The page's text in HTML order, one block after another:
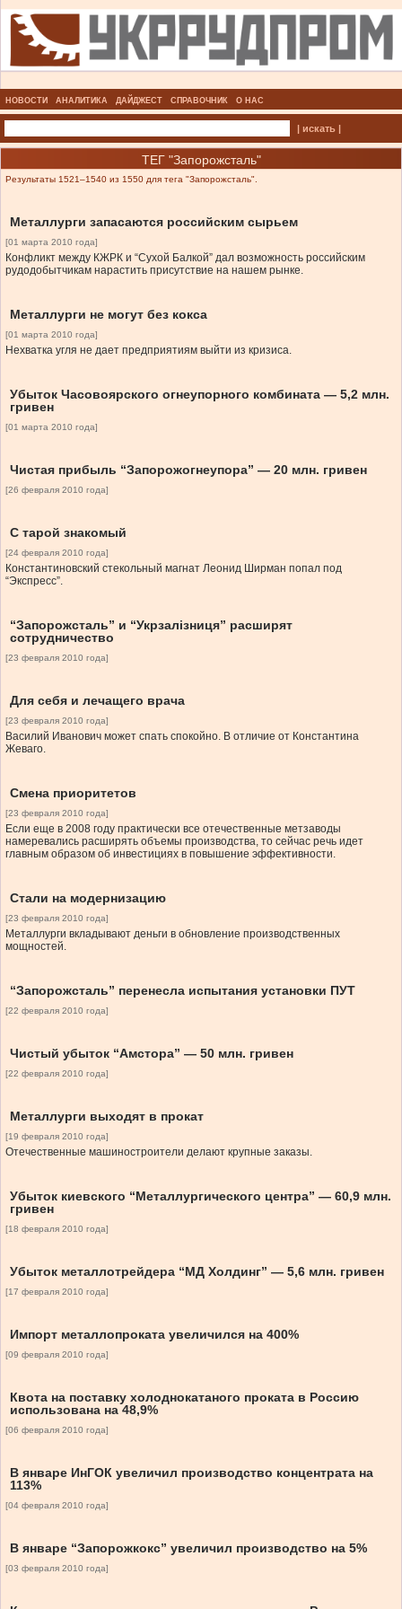
НОВОСТИ АНАЛИТИКА ДАЙДЖЕСТ СПРАВОЧНИК О НАС
| искать |
ТЕГ "Запорожсталь"
Результаты 1521–1540 из 1550 для тега "Запорожсталь".
Металлурги запасаются российским сырьем
[01 марта 2010 года]
Конфликт между КЖРК и “Сухой Балкой” дал возможность российским
рудодобытчикам нарастить присутствие на нашем рынке.
Металлурги не могут без кокса
[01 марта 2010 года]
Нехватка угля не дает предприятиям выйти из кризиса.
Убыток Часовоярского огнеупорного комбината — 5,2 млн.
гривен
[01 марта 2010 года]
Чистая прибыль “Запорожогнеупора” — 20 млн. гривен
[26 февраля 2010 года]
С тарой знакомый
[24 февраля 2010 года]
Константиновский стекольный магнат Леонид Ширман попал под
“Экспресс”.
“Запорожсталь” и “Укрзалізниця” расширят
сотрудничество
[23 февраля 2010 года]
Для себя и лечащего врача
[23 февраля 2010 года]
Василий Иванович может спать спокойно. В отличие от Константина
Жеваго.
Смена приоритетов
[23 февраля 2010 года]
Если еще в 2008 году практически все отечественные метзаводы
намеревались расширять объемы производства, то сейчас речь идет
главным образом об инвестициях в повышение эффективности.
Стали на модернизацию
[23 февраля 2010 года]
Металлурги вкладывают деньги в обновление производственных
мощностей.
“Запорожсталь” перенесла испытания установки ПУТ
[22 февраля 2010 года]
Чистый убыток “Амстора” — 50 млн. гривен
[22 февраля 2010 года]
Металлурги выходят в прокат
[19 февраля 2010 года]
Отечественные машиностроители делают крупные заказы.
Убыток киевского “Металлургического центра” — 60,9 млн.
гривен
[18 февраля 2010 года]
Убыток металлотрейдера “МД Холдинг” — 5,6 млн. гривен
[17 февраля 2010 года]
Импорт металлопроката увеличился на 400%
[09 февраля 2010 года]
Квота на поставку холоднокатаного проката в Россию
использована на 48,9%
[06 февраля 2010 года]
В январе ИнГОК увеличил производство концентрата на
113%
[04 февраля 2010 года]
В январе “Запорожкокс” увеличил производство на 5%
[03 февраля 2010 года]